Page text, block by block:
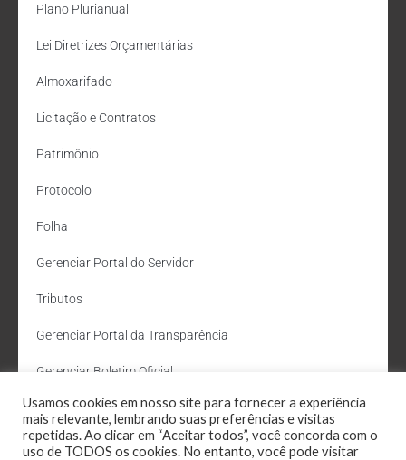
Plano Plurianual
Lei Diretrizes Orçamentárias
Almoxarifado
Licitação e Contratos
Patrimônio
Protocolo
Folha
Gerenciar Portal do Servidor
Tributos
Gerenciar Portal da Transparência
Gerenciar Boletim Oficial
Departamento de Água e Esgoto
Administração Site
Usamos cookies em nosso site para fornecer a experiência
mais relevante, lembrando suas preferências e visitas
repetidas. Ao clicar em “Aceitar todos”, você concorda com o
uso de TODOS os cookies. No entanto, você pode visitar